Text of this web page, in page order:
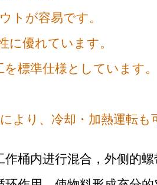
トが容易です。
に優れています。
を標準仕様としています。
り、冷却・加熱運転も
桶内进行混合，外侧的